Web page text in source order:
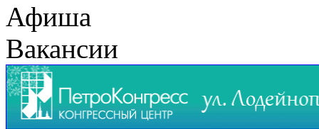
Афиша
Вакансии